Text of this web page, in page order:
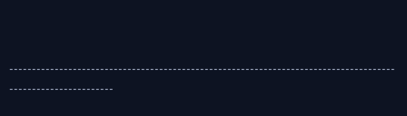
-------------------------------------------------------------------------------------
-----------------------